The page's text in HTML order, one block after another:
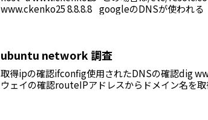
www.ckenko25 8.8.8.8 googleのDNSが使われる
ubuntu network 調査
取得ipの確認ifconfig使用されたDNSの確認dig
ウェイの確認routeIPアドレスからドメイン名を